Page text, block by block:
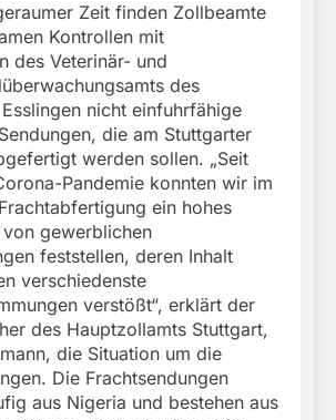
Zeit finden Zollbeamte
Kontrollen mit
des Veterinär- und
des
nicht einfuhrfähige
die am Stuttgarter
werden sollen. „Seit
Pandemie konnten wir im
ein hohes
gewerblichen
feststellen, deren Inhalt
verschiedenste
verstößt“, erklärt der
des Hauptzollamts Stuttgart,
die Situation um die
Die Frachtsendungen
aus Nigeria und bestehen aus